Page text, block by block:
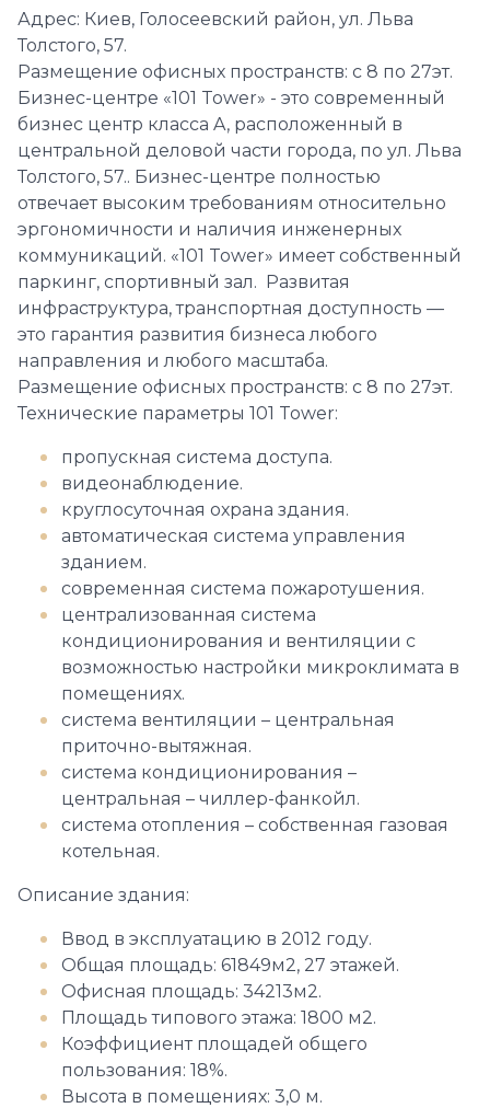
Адрес: Киев, Голосеевский район, ул. Льва
Толстого, 57.
Размещение офисных пространств: с 8 по 27эт.
Бизнес-центре «101 Tower» - это современный
бизнес центр класса A, расположенный в
центральной деловой части города, по ул. Льва
Толстого, 57.. Бизнес-центре полностью
отвечает высоким требованиям относительно
эргономичности и наличия инженерных
коммуникаций. «101 Tower» имеет собственный
паркинг, спортивный зал. Развитая
инфраструктура, транспортная доступность —
это гарантия развития бизнеса любого
направления и любого масштаба.
Размещение офисных пространств: с 8 по 27эт.
Технические параметры 101 Tower:
пропускная система доступа.
видеонаблюдение.
круглосуточная охрана здания.
автоматическая система управления
зданием.
современная система пожаротушения.
централизованная система
кондиционирования и вентиляции с
возможностью настройки микроклимата в
помещениях.
система вентиляции – центральная
приточно-вытяжная.
система кондиционирования –
центральная – чиллер-фанкойл.
система отопления – собственная газовая
котельная.
Описание здания:
Ввод в эксплуатацию в 2012 году.
Общая площадь: 61849м2, 27 этажей.
Офисная площадь: 34213м2.
Площадь типового этажа: 1800 м2.
Коэффициент площадей общего
пользования: 18%.
Высота в помещениях: 3,0 м.